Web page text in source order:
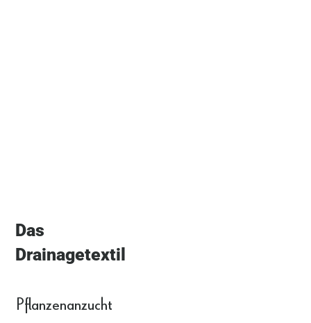
Das
Drainagetextil
Pflanzenanzucht